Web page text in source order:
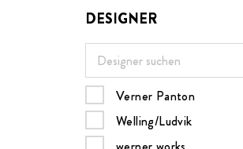
MDF italia
B&B Italia
Nils Holger Moormann
Design House Stockholm
Menu
DESIGNER
Verner Panton
Welling/Ludvik